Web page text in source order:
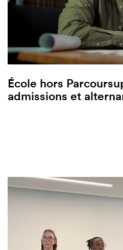
École hors
admissions et